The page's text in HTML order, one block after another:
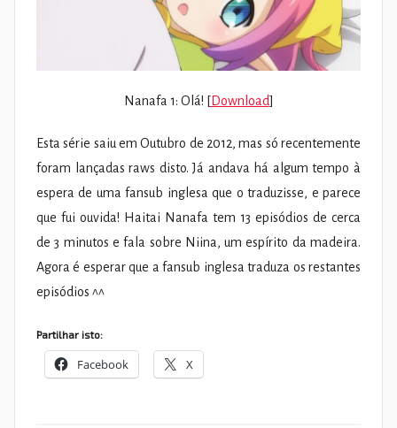
Nanafa 1: Olá! [Download]
Esta série saiu em Outubro de 2012, mas só recentemente
foram lançadas raws disto. Já andava há algum tempo à
espera de uma fansub inglesa que o traduzisse, e parece
que fui ouvida! Haitai Nanafa tem 13 episódios de cerca
de 3 minutos e fala sobre Niina, um espírito da madeira.
Agora é esperar que a fansub inglesa traduza os restantes
episódios ^^
Partilhar isto:
Facebook X